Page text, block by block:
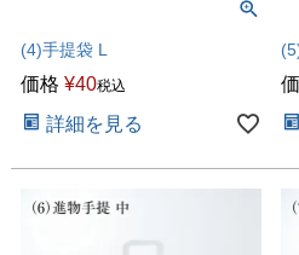
(4)手提袋 L
価格 ¥40税込
詳細を見る